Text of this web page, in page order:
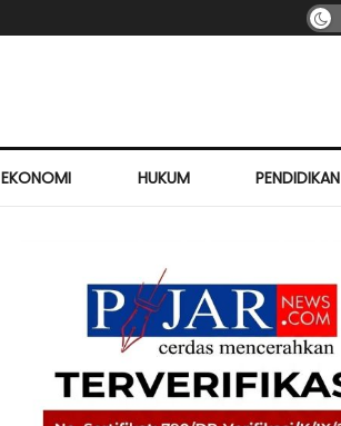
EKONOMI HUKUM PENDIDIKAN